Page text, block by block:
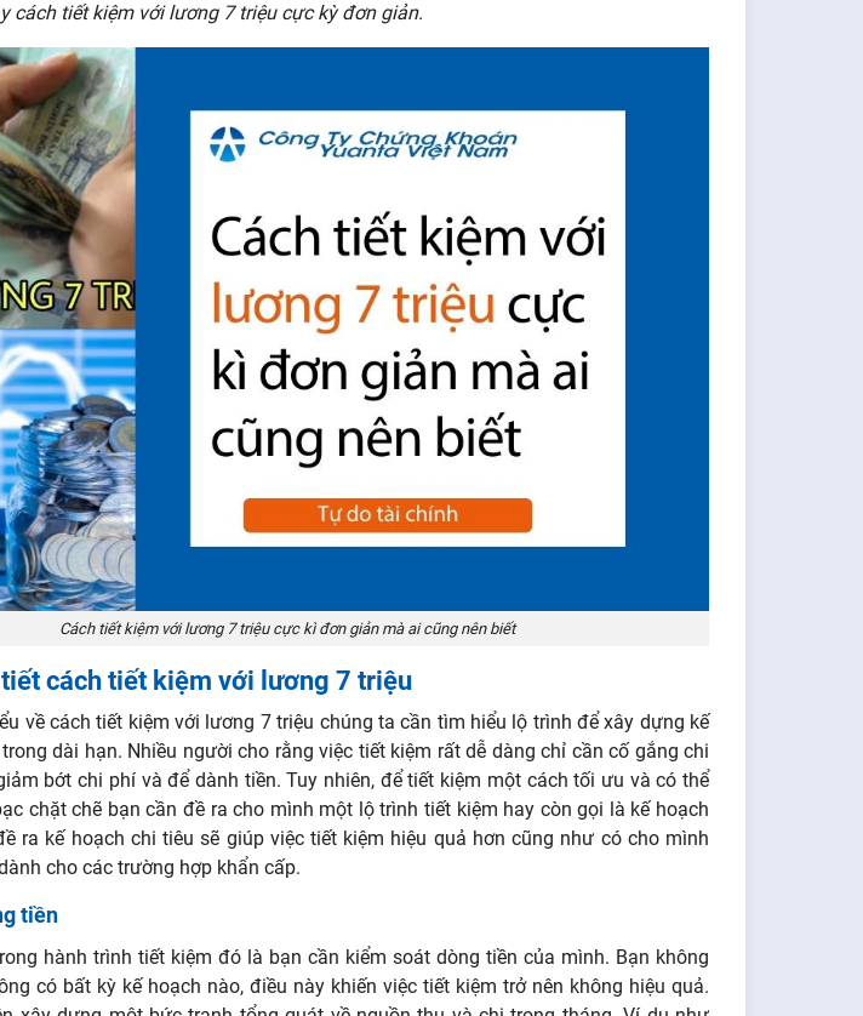
cách tiết kiệm với lương 7 triệu cực kỳ đơn giản.
Cách tiết kiệm với lương 7 triệu cực kì đơn giản mà ai cũng nên biết
cách tiết kiệm với lương 7 triệu
về cách tiết kiệm với lương 7 triệu chúng ta cần tìm hiểu lộ trình để xây dựng kế
dài hạn. Nhiều người cho rằng việc tiết kiệm rất dễ dàng chỉ cần cố gắng chi
bớt chi phí và để dành tiền. Tuy nhiên, để tiết kiệm một cách tối ưu và có thể
chặt chẽ bạn cần đề ra cho mình một lộ trình tiết kiệm hay còn gọi là kế hoạch
ra kế hoạch chi tiêu sẽ giúp việc tiết kiệm hiệu quả hơn cũng như có cho mình
cho các trường hợp khẩn cấp.
tiền
hành trình tiết kiệm đó là bạn cần kiểm soát dòng tiền của mình. Bạn không
có bất kỳ kế hoạch nào, điều này khiến việc tiết kiệm trở nên không hiệu quả.